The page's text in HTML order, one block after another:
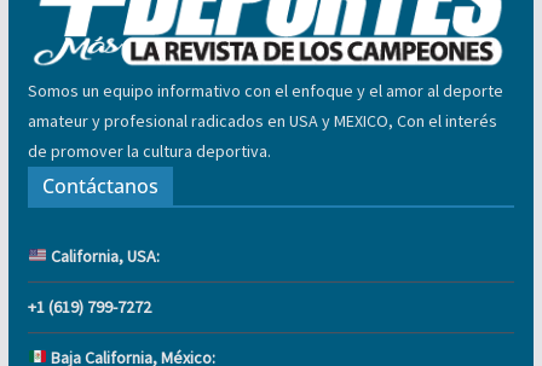
Somos un equipo informativo con el enfoque y el amor al deporte
amateur y profesional radicados en USA y MEXICO, Con el interés
de promover la cultura deportiva.
Contáctanos
California, USA:
+1 (619) 799-7272
Baja California, México: